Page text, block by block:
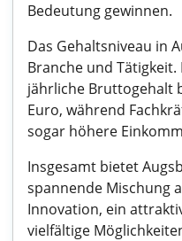
Bedeutung gewinnen.
Das Gehaltsniveau in
Branche und
jährliche Bruttogehalt
Euro, während
sogar höhere
Insgesamt bietet
spannende Mischung
Innovation, ein
vielfältige